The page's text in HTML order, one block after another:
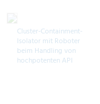
Cluster-Containment-
Isolator mit Roboter
beim Handling von
hochpotenten API